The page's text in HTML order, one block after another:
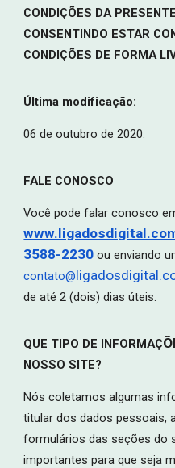
CONDIÇÕES DA
CONSENTINDO ESTAR
CONDIÇÕES DE FORMA
Última modificação:
06 de outubro de 2020.
FALE CONOSCO
Você pode falar conosco
3588-2230 ou enviando
contato@
de até 2 (dois) dias úteis.
QUE TIPO DE INFORMAÇ
NOSSO SITE?
Nós coletamos algumas
titular dos dados pessoais,
formulários das seções do
importantes para que seja